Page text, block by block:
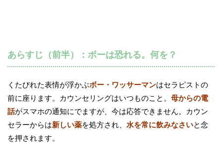
あらすじ（前半）：ボーは恐れる。何を？
くたびれた表情が浮かぶボー・ワッサーマンはセラピストの
前に座ります。カウンセリングはいつものこと。 母からの電
話がスマホの通知にでますが、今は応答できません。カウン
セラーからは新しい薬を処方され、 水を常に飲みなさいと念
を押されます。